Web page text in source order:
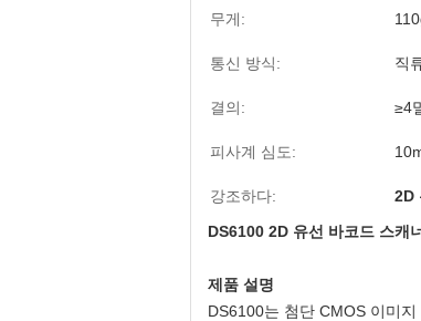
무게:
통신 방식: 직
결의: ≥4
피사계 심도:
강조하다: 2D
DS6100 2D 유선 바코드 스캐
제품 설명
DS6100는 첨단 CMOS 이미